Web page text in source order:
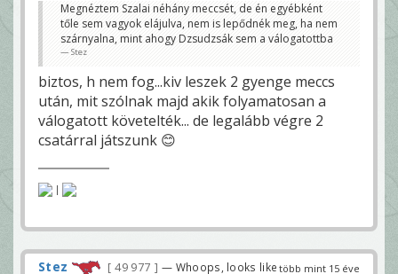
Megnéztem Szalai néhány meccsét, de én egyébként
tőle sem vagyok elájulva, nem is lepődnék meg, ha nem
szárnyalna, mint ahogy Dzsudzsák sem a válogatottba
Stez
biztos, h nem fog...kiv leszek 2 gyenge meccs
után, mit szólnak majd akik folyamatosan a
válogatott követelték... de legalább végre 2
csatárral játszunk 😊
|
több mint 15 éve
Stez 49 977 — Whoops, looks like